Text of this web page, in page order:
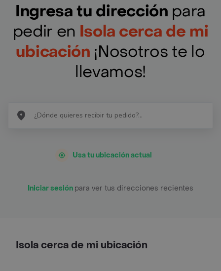
Ingresa tu dirección para
pedir en Isola cerca de mi
ubicación ¡Nosotros te lo
llevamos!
Usa tu ubicación actual
Iniciar sesión para ver tus direcciones recientes
Isola cerca de mi ubicación